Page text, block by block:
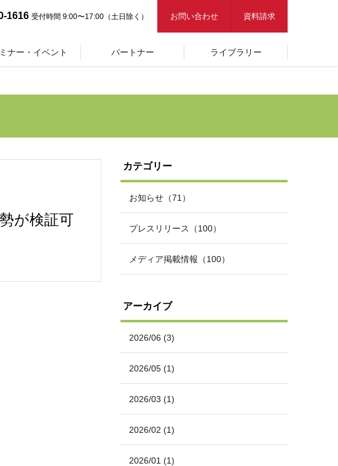
1616 受付時間 9:00〜17:00（土日除く） お問い合わせ 資料請求
ナー・イベント パートナー ライブラリー
が検証可
カテゴリー
お知らせ（71）
プレスリリース（100）
メディア掲載情報（100）
アーカイブ
2026/06 (3)
2026/05 (1)
2026/03 (1)
2026/02 (1)
2026/01 (1)